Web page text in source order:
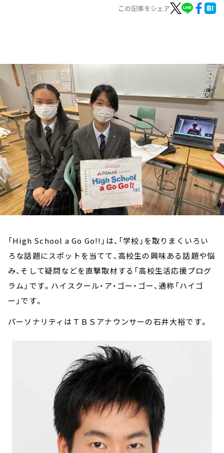
この記事をシェア
「High School a Go Go!!」は、「学校」を取りまくいろい
ろな話題にスポットを当てて、高校生の興味ある話題や悩
み、そして疑問などを直撃取材する「高校生活応援プログ
ラム」です。ハイスクール・ア・ゴー・ゴー、通称「ハイゴ
ー」です。
パーソナリティはＴＢＳアナウンサーの石井大裕です。